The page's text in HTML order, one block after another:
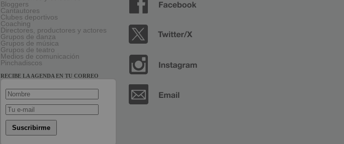
Bloggers
Cantautores
Clubes deportivos
Coaching
Directores, productores y actores
Grupos de danza
Grupos de música
Grupos de teatro
Medios de comunicación
Pinchadiscos
RECIBE LA AGENDA EN TU CORREO
Suscribirme